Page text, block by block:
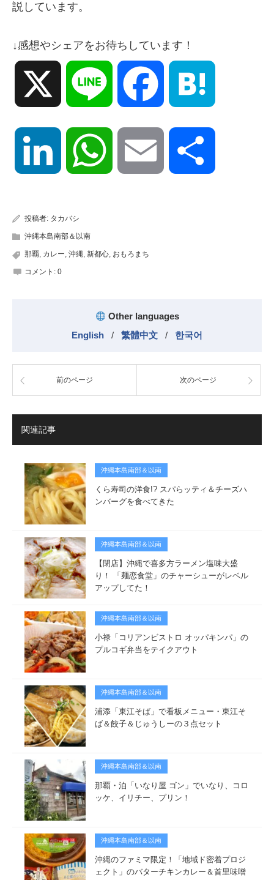
説しています。
↓感想やシェアをお待ちしています！
Line Facebook
LinkedIn WhatsApp Email
投稿者: タカバシ
沖縄本島南部＆以南
那覇, カレー, 沖縄, 新都心, おもろまち
コメント: 0
Other languages
English
/ 繁體中文 / 한국어
前のページ 次のページ
関連記事
沖縄本島南部＆以南
くら寿司の洋食!? スパらッティ＆チーズハ
ンバーグを食べてきた
沖縄本島南部＆以南
【閉店】沖縄で喜多方ラーメン塩味大盛
り！ 「麺恋食堂」のチャーシューがレベル
アップしてた！
沖縄本島南部＆以南
小禄「コリアンビストロ オッパキンパ」の
プルコギ弁当をテイクアウト
沖縄本島南部＆以南
浦添「東江そば」で看板メニュー・東江そ
ば＆餃子＆じゅうしーの３点セット
沖縄本島南部＆以南
那覇・泊「いなり屋 ゴン」でいなり、コロ
ッケ、イリチー、プリン！
沖縄本島南部＆以南
沖縄のファミマ限定！「地域ド密着プロジ
ェクト」のバターチキンカレー＆首里味噌